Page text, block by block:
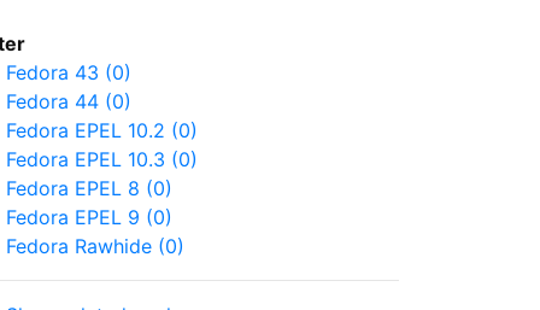
Fedora 43 (0)
Fedora 44 (0)
Fedora EPEL 10.2 (0)
Fedora EPEL 10.3 (0)
Fedora EPEL 8 (0)
Fedora EPEL 9 (0)
Fedora Rawhide (0)